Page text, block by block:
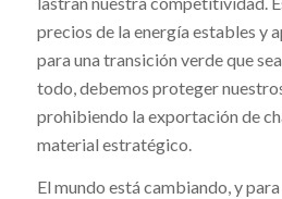
precios de la energía estables y
para una transición verde que
todo, debemos proteger
prohibiendo la exportación de
material estratégico.
El mundo está cambiando, y